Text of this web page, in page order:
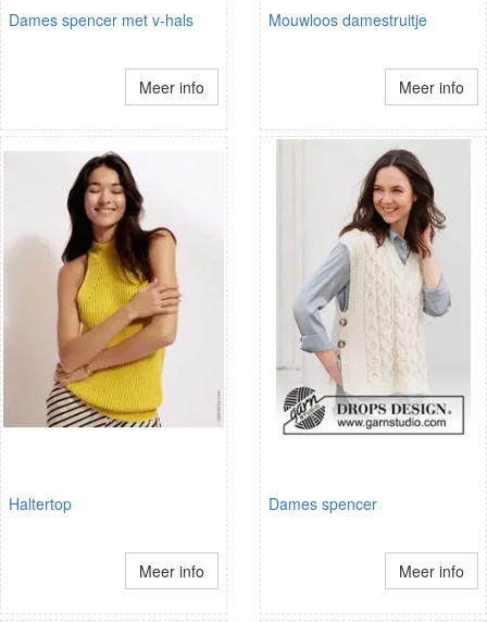
Dames spencer met v-hals
Meer info
Mouwloos damestruitje
Meer info
Haltertop
Meer info
Dames spencer
Meer info